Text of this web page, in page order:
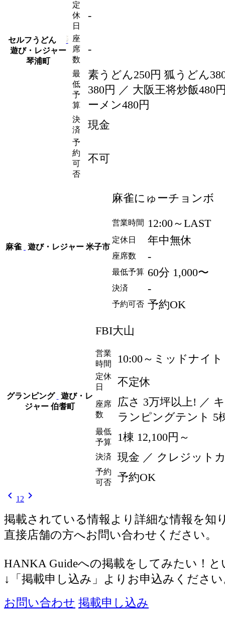
セルフうどん
遊び・レジャー
琴浦町
定
休
日
-
座
席
数
-
最
低
予
算
素うどん250円 狐うどん
380円 ／ 大阪王将炒飯480
ーメン480円
決
済
現金
予
約
可
否
不可
麻雀 遊び・レジャー 米子市
麻雀にゅーチョンボ
営業時間 12:00～LAST
定休日 年中無休
座席数 -
最低予算 60分 1,000〜
決済 -
予約可否 予約OK
グランピング
遊び・レ
ジャー 伯耆町
FBI大山
営業
時間
10:00～ミッドナイト
定休
日
不定休
座席
数
広さ 3万坪以上! ／
ランピングテント 5
最低
予算
1棟 12,100円 ～
決済 現金 ／ クレジット
予約
可否
予約OK
chevron_left 12 chevron_right
掲載されている情報より詳細な情報を知
直接店舗の方へお問い合わせください。
HANKA Guideへの掲載をしてみたい！と
↓「掲載申し込み」よりお申込みくださ
お問い合わせ 掲載申し込み